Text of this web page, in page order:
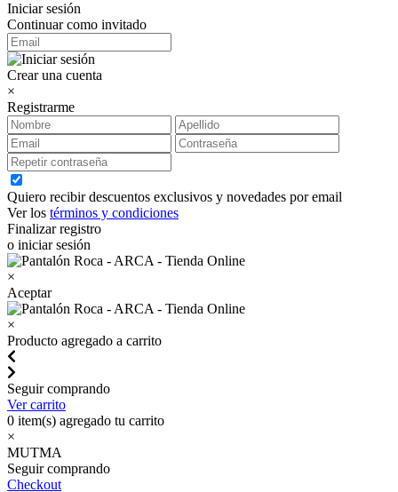
Iniciar sesión
Continuar como invitado
Crear una cuenta
×
Registrarme
Quiero recibir descuentos exclusivos y novedades por email
Ver los términos y condiciones
Finalizar registro
o iniciar sesión
×
Aceptar
×
Producto agregado a carrito
Seguir comprando
Ver carrito
0 item(s) agregado tu carrito
×
MUTMA
Seguir comprando
Checkout